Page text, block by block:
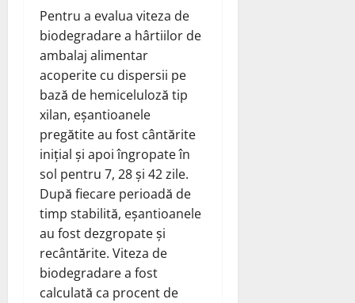
Pentru a evalua viteza de
biodegradare a hârtiilor de
ambalaj alimentar
acoperite cu dispersii pe
bază de hemiceluloză tip
xilan, eșantioanele
pregătite au fost cântărite
inițial și apoi îngropate în
sol pentru 7, 28 și 42 zile.
După fiecare perioadă de
timp stabilită, eșantioanele
au fost dezgropate și
recântărite. Viteza de
biodegradare a fost
calculată ca procent de